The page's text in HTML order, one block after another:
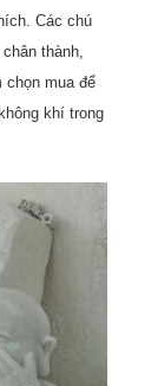
Các chú
thành,
chọn mua để
khí trong